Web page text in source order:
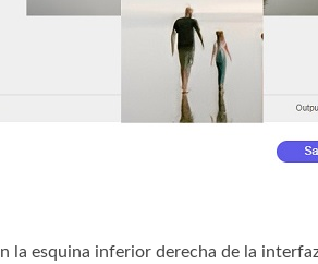
la esquina inferior derecha de la